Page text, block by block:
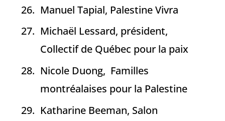
Manuel Tapial, Palestine Vivra
Michaël Lessard, président,
Collectif de Québec pour la paix
Nicole Duong, Familles
montréalaises pour la Palestine
Katharine Beeman, Salon